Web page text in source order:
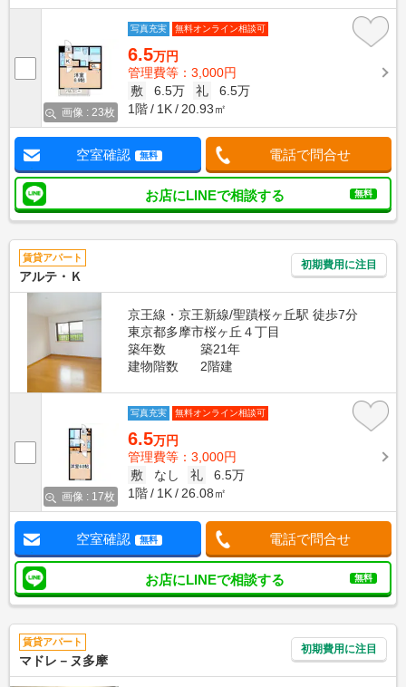
画像 : 23枚
写真充実 無料オンライン相談可
6.5万円
管理費等：3,000円
敷
6.5万 礼
6.5万
1階
1K 20.93㎡
空室確認 無料 電話で問合せ
お店にLINEで相談する 無料
賃貸アパート
アルテ・Ｋ
初期費用に注目
京王線・京王新線/聖蹟桜ヶ丘駅 徒歩7分
東京都多摩市桜ヶ丘４丁目
築年数
築21年
建物階数
2階建
画像 : 17枚
写真充実 無料オンライン相談可
6.5万円
管理費等：3,000円
敷
なし 礼
6.5万
1階
1K 26.08㎡
空室確認 無料 電話で問合せ
お店にLINEで相談する 無料
賃貸アパート
マドレ－ヌ多摩
初期費用に注目